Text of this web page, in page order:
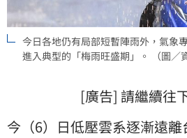
今日各地仍有局部短暫陣雨外，氣象
進入典型的「梅雨旺盛期」。 （圖／
[廣告] 請繼續往
今（6）日低壓雲系逐漸遠